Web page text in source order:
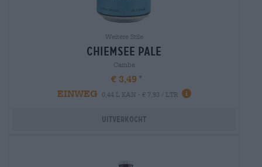
Weitere Stile
chiemsee pale
Camba
€ 3,49
EINWEG
0,44 L KAN - € 7,93 / LTR
Uitverkocht